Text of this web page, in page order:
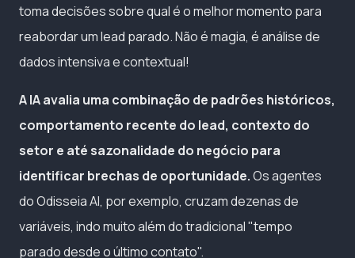
toma decisões sobre qual é o melhor momento para
reabordar um lead parado. Não é magia, é análise de
dados intensiva e contextual!
A IA avalia uma combinação de padrões históricos,
comportamento recente do lead, contexto do
setor e até sazonalidade do negócio para
identificar brechas de oportunidade.Os agentes
do Odisseia AI, por exemplo, cruzam dezenas de
variáveis, indo muito além do tradicional "tempo
parado desde o último contato".